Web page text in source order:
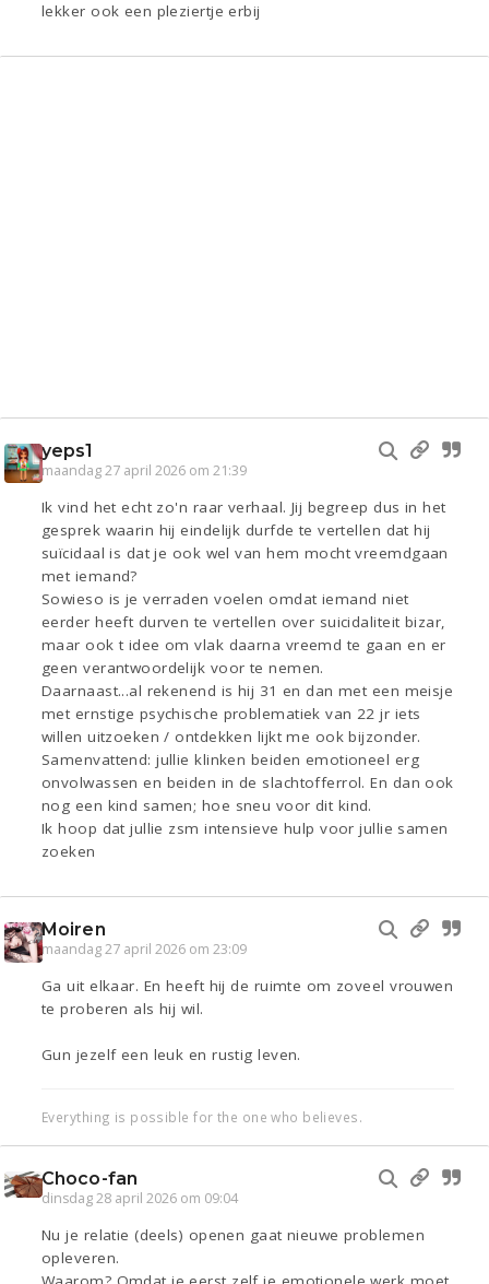
lekker ook een pleziertje erbij
yeps1
maandag 27 april 2026 om 21:39
Ik vind het echt zo'n raar verhaal. Jij begreep dus in het
gesprek waarin hij eindelijk durfde te vertellen dat hij
suïcidaal is dat je ook wel van hem mocht vreemdgaan
met iemand?
Sowieso is je verraden voelen omdat iemand niet
eerder heeft durven te vertellen over suicidaliteit bizar,
maar ook t idee om vlak daarna vreemd te gaan en er
geen verantwoordelijk voor te nemen.
Daarnaast...al rekenend is hij 31 en dan met een meisje
met ernstige psychische problematiek van 22 jr iets
willen uitzoeken / ontdekken lijkt me ook bijzonder.
Samenvattend: jullie klinken beiden emotioneel erg
onvolwassen en beiden in de slachtofferrol. En dan ook
nog een kind samen; hoe sneu voor dit kind.
Ik hoop dat jullie zsm intensieve hulp voor jullie samen
zoeken
Moiren
maandag 27 april 2026 om 23:09
Ga uit elkaar. En heeft hij de ruimte om zoveel vrouwen
te proberen als hij wil.
Gun jezelf een leuk en rustig leven.
Everything is possible for the one who believes.
Choco-fan
dinsdag 28 april 2026 om 09:04
Nu je relatie (deels) openen gaat nieuwe problemen
opleveren.